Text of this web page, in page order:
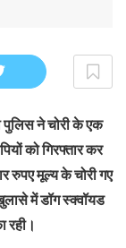
ने चोरी के एक
को गिरफ्तार कर
रुपए मूल्य के चोरी गए
में डॉग स्क्वॉयड
रही।